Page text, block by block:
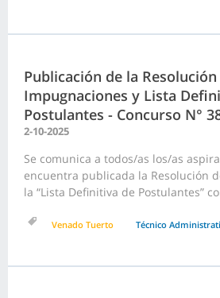
Publicación de la
Impugnaciones y Lista
Postulantes - Concurso N°
2-10-2025
Se comunica a todos/as los/as
encuentra publicada la Resolución
la “Lista Definitiva de Postulantes”
Venado Tuerto Técnico